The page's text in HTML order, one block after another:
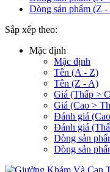
Dòng sản phẩm (Z
Sắp xếp theo:
Mặc định
Mặc định
Tên (A - Z)
Tên (Z - A)
Giá (Thấp >
Giá (Cao >
Đánh giá
Đánh giá
Dòng sản
Dòng sản